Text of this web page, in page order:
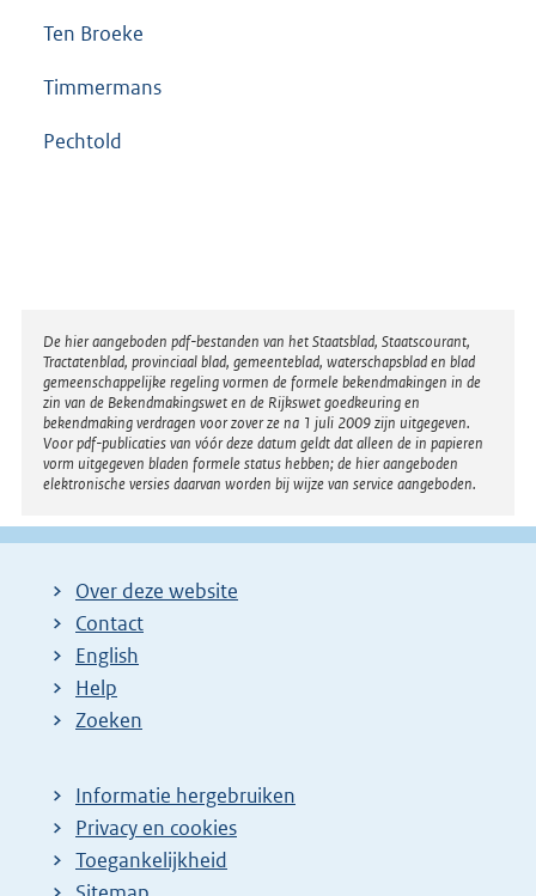
Ten Broeke
Timmermans
Pechtold
Disclaimer
De hier aangeboden pdf-bestanden van het Staatsblad, Staatscourant,
Tractatenblad, provinciaal blad, gemeenteblad, waterschapsblad en blad
gemeenschappelijke regeling vormen de formele bekendmakingen in de
zin van de Bekendmakingswet en de Rijkswet goedkeuring en
bekendmaking verdragen voor zover ze na 1 juli 2009 zijn uitgegeven.
Voor pdf-publicaties van vóór deze datum geldt dat alleen de in papieren
vorm uitgegeven bladen formele status hebben; de hier aangeboden
elektronische versies daarvan worden bij wijze van service aangeboden.
Over deze website
Contact
English
Help
Zoeken
Informatie hergebruiken
Privacy en cookies
Toegankelijkheid